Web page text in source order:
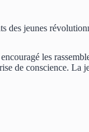
des jeunes
les
de conscience. La